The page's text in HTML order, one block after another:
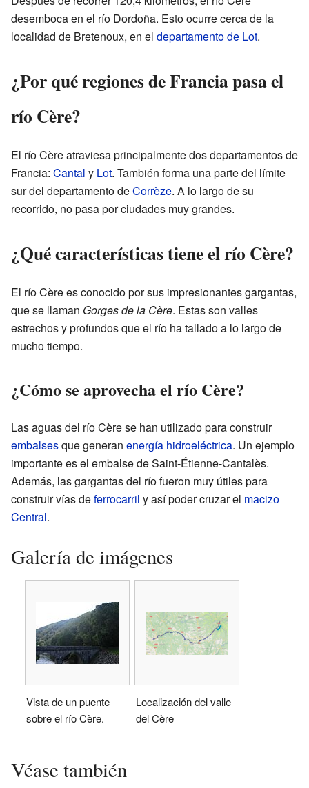
desemboca en el río Dordoña. Esto ocurre cerca de la
localidad de Bretenoux, en el departamento de Lot.
¿Por qué regiones de Francia pasa el
río Cère?
El río Cère atraviesa principalmente dos departamentos de
Francia: Cantal y Lot. También forma una parte del límite
sur del departamento deCorrèze. A lo largo de su
recorrido, no pasa por ciudades muy grandes.
¿Qué características tiene el río Cère?
El río Cère es conocido por sus impresionantes gargantas,
que se llaman Gorges de la Cère. Estas son valles
estrechos y profundos que el río ha tallado a lo largo de
mucho tiempo.
¿Cómo se aprovecha el río Cère?
Las aguas del río Cère se han utilizado para construir
embalsesque generan energía hidroeléctrica. Un ejemplo
importante es el embalse de Saint-Étienne-Cantalès.
Además, las gargantas del río fueron muy útiles para
construir vías deferrocarril y así poder cruzar el macizo
Central.
Galería de imágenes
Vista de un puente
sobre el río Cère.
Localización del valle
del Cère
Véase también